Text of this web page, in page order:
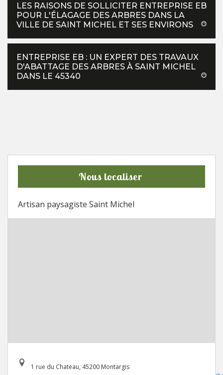
LES RAISONS DE SOLLICITER ENTREPRISE EB
POUR L'ÉLAGAGE DES ARBRES DANS LA
VILLE DE SAINT MICHEL ET SES ENVIRONS
ENTREPRISE EB : UN EXPERT DES TRAVAUX
D'ABATTAGE DES ARBRES À SAINT MICHEL
DANS LE 45340
Nous localiser
Artisan paysagiste Saint Michel
1 rue du Chateau, 45200 Montargis